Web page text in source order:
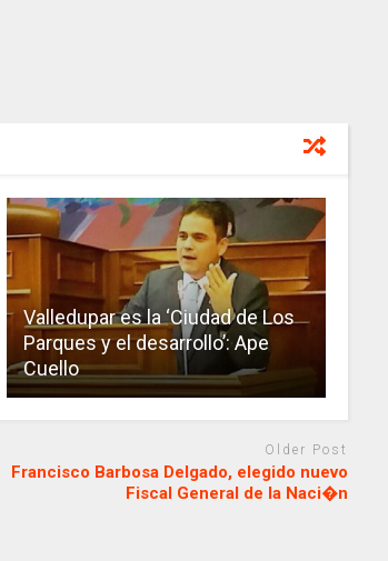
Valledupar es la ‘Ciudad de Los
Parques y el desarrollo’: Ape
Cuello
Older Post
Francisco Barbosa Delgado, elegido nuevo
Fiscal General de la Naci�n